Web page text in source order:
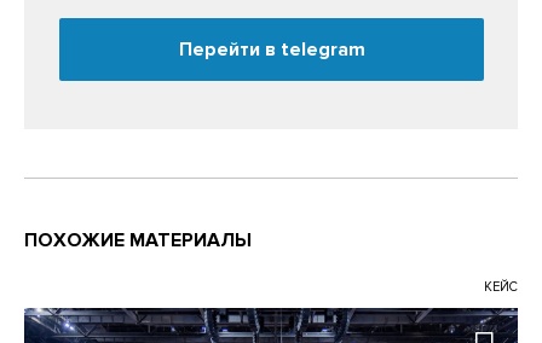
Перейти в telegram
ПОХОЖИЕ МАТЕРИАЛЫ
КЕЙС